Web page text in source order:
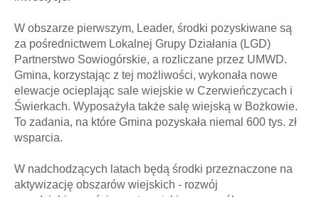
W obszarze pierwszym, Leader, środki pozyskiwane są
za pośrednictwem Lokalnej Grupy Działania (LGD)
Partnerstwo Sowiogórskie, a rozliczane przez UMWD.
Gmina, korzystając z tej możliwości, wykonała nowe
elewacje ocieplając sale wiejskie w Czerwieńczycach i
Świerkach. Wyposażyła także salę wiejską w Bożkowie.
To zadania, na które Gmina pozyskała niemal 600 tys. zł
wsparcia.
W nadchodzących latach będą środki przeznaczone na
aktywizację obszarów wiejskich - rozwój